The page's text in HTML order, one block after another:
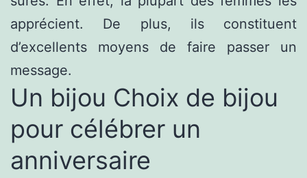
apprécient. De plus, ils constituent
d’excellents moyens de faire passer un
message.
Un bijou Choix de bijou
pour célébrer un
anniversaire